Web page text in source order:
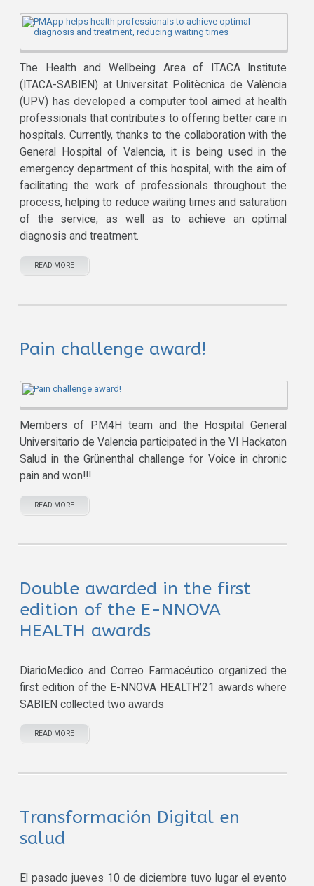
The Health and Wellbeing Area of ITACA Institute
(ITACA-SABIEN) at Universitat Politècnica de València
(UPV) has developed a computer tool aimed at health
professionals that contributes to offering better care in
hospitals. Currently, thanks to the collaboration with the
General Hospital of Valencia, it is being used in the
emergency department of this hospital, with the aim of
facilitating the work of professionals throughout the
process, helping to reduce waiting times and saturation
of the service, as well as to achieve an optimal
diagnosis and treatment.
READ MORE
Pain challenge award!
Members of PM4H team and the Hospital General
Universitario de Valencia participated in the VI Hackaton
Salud in the Grünenthal challenge for Voice in chronic
pain and won!!!
READ MORE
Double awarded in the first
edition of the E-NNOVA
HEALTH awards
DiarioMedico and Correo Farmacéutico organized the
first edition of the E-NNOVA HEALTH’21 awards where
SABIEN collected two awards
READ MORE
Transformación Digital en
salud
El pasado jueves 10 de diciembre tuvo lugar el evento